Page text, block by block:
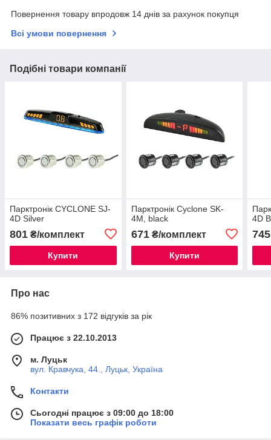
Повернення товару впродовж 14 днів за рахунок покупця
Всі умови повернення
Подібні товари компанії
Парктронік CYCLONE SJ-
4D Silver
801 ₴/комплект
Купити
Парктронік Cyclone SK-
4M, black
671₴/комплект
Купити
4D
745
Про нас
86% позитивних з 172 відгуків за рік
Працює з 22.10.2013
м. Луцьк
вул. Кравчука, 44., Луцьк, Україна
Контакти
Сьогодні працює з 09:00 до 18:00
Показати весь графік роботи